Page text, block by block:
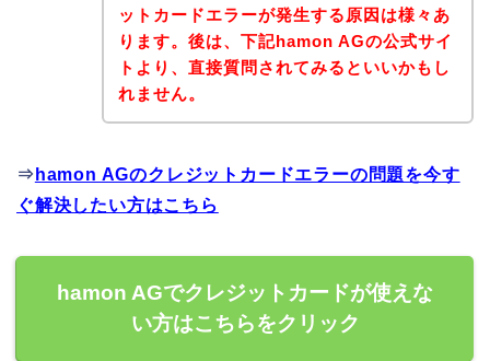
ットカードエラーが発生する原因は様々あ
ります。後は、下記hamon AGの公式サイ
トより、直接質問されてみるといいかもし
れません。
⇒ hamon AGのクレジットカードエラーの問題を今す
ぐ解決したい方はこちら
hamon AGでクレジットカードが使えな
い方はこちらをクリック